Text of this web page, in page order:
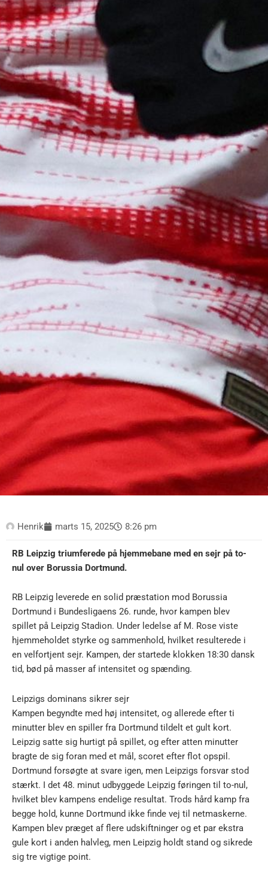
Henrik marts 15, 2025 8:26 pm
RB Leipzig triumferede på hjemmebane med en sejr på to-
nul over Borussia Dortmund.
RB Leipzig leverede en solid præstation mod Borussia
Dortmund i Bundesligaens 26. runde, hvor kampen blev
spillet på Leipzig Stadion. Under ledelse af M. Rose viste
hjemmeholdet styrke og sammenhold, hvilket resulterede i
en velfortjent sejr. Kampen, der startede klokken 18:30 dansk
tid, bød på masser af intensitet og spænding.
Leipzigs dominans sikrer sejr
Kampen begyndte med høj intensitet, og allerede efter ti
minutter blev en spiller fra Dortmund tildelt et gult kort.
Leipzig satte sig hurtigt på spillet, og efter atten minutter
bragte de sig foran med et mål, scoret efter flot opspil.
Dortmund forsøgte at svare igen, men Leipzigs forsvar stod
stærkt. I det 48. minut udbyggede Leipzig føringen til to-nul,
hvilket blev kampens endelige resultat. Trods hård kamp fra
begge hold, kunne Dortmund ikke finde vej til netmaskerne.
Kampen blev præget af flere udskiftninger og et par ekstra
gule kort i anden halvleg, men Leipzig holdt stand og sikrede
sig tre vigtige point.